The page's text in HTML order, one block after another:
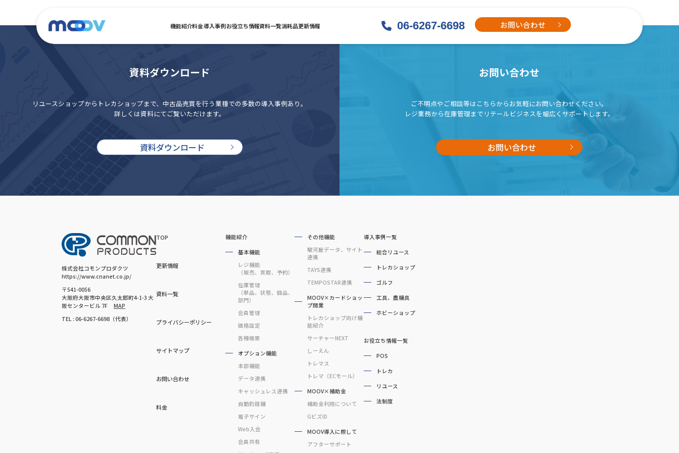
機能紹介料金導入事例お役立ち情報資料一覧消耗品更新情報 06-6267-6698 お問い合わせ
資料ダウンロード
リユースショップからトレカショップまで、 中古品売買を行う業種での多数の導入事例あり。
詳しくは資料にてご覧いただけます。
資料ダウンロード
お問い合わせ
ご不明点やご相談等はこちらからお気軽にお問い合わせください。
レジ業務から在庫管理までリテールビジネスを幅広くサポートします。
お問い合わせ
株式会社コモンプロダクツ
https://www.cnanet.co.jp/
〒541-0056
大阪府大阪市中央区久太郎町4-1-3 大
阪センタービル 7F
MAP
TEL : 06-6267-6698（代表）
TOP
更新情報
資料一覧
プライバシーポリシー
サイトマップ
お問い合わせ
料金
機能紹介
基本機能
レジ機能
（販売、買取、予約）
在庫管理
（単品、状態、個品、
部門）
会員管理
価格設定
各種帳票
オプション機能
本部機能
データ連携
キャッシュレス連携
自動釣銭機
電子サイン
Web入会
会員共有
その他機能
駿河屋データ、サイト
連携
TAYS連携
TEMPOSTAR連携
MOOV×カードショッ
プ開業
トレカショップ向け機
能紹介
サーチャーNEXT
しーえん
トレマス
トレマ（ECモール）
MOOV×補助金
補助金利用について
GビズID
MOOV導入に際して
アフターサポート
導入事例一覧
総合リユース
トレカショップ
ゴルフ
工具、農機具
ホビーショップ
お役立ち情報一覧
POS
トレカ
リユース
法制度